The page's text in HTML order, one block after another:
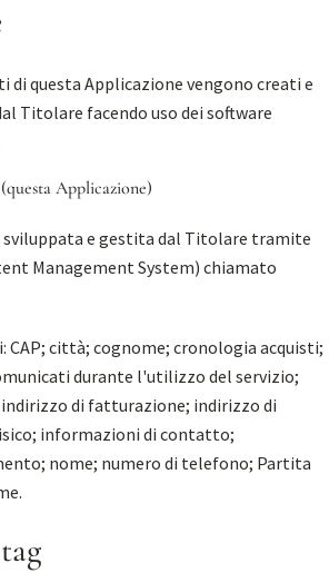
di questa Applicazione vengono creati e
Titolare facendo uso dei software
Applicazione)
sviluppata e gestita dal Titolare tramite
Management System) chiamato
città; cognome; cronologia acquisti;
durante l'utilizzo del servizio;
di fatturazione; indirizzo di
informazioni di contatto;
nome; numero di telefono; Partita